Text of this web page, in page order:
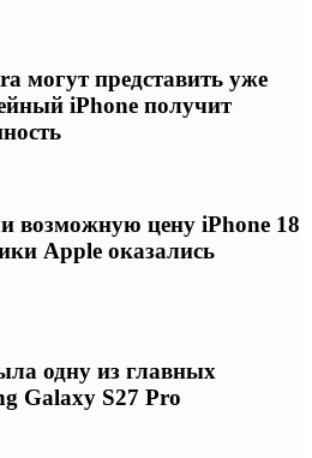
могут представить уже
iPhone получит
возможную цену iPhone 18
Apple оказались
одну из главных
Galaxy S27 Pro